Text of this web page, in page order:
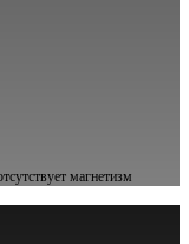
магнетизм